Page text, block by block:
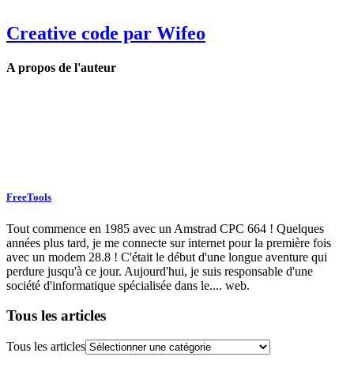
Creative code par Wifeo
A propos de l'auteur
FreeTools
Tout commence en 1985 avec un Amstrad CPC 664 ! Quelques
années plus tard, je me connecte sur internet pour la première fois
avec un modem 28.8 ! C'était le début d'une longue aventure qui
perdure jusqu'à ce jour. Aujourd'hui, je suis responsable d'une
société d'informatique spécialisée dans le.... web.
Tous les articles
Tous les articles